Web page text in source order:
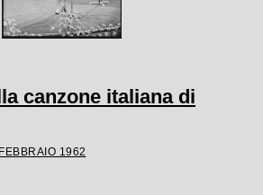
canzone italiana di
1962